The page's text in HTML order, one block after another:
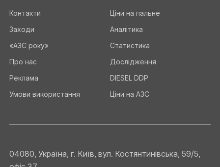
Контакти
Заходи
«АЗС року»
Про нас
Реклама
Умови використання
Ціни на пальне
Аналітика
Статистика
Дослідження
DIESEL DDP
Ціни на АЗС
04080, Україна, г. Київ, вул. Костянтинівська, 59/5,